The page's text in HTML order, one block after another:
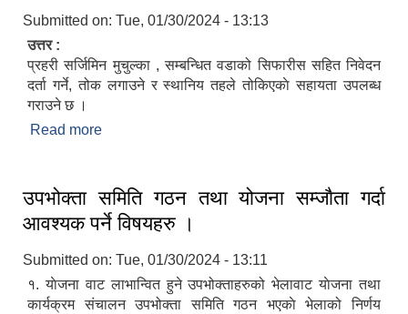
Submitted on: Tue, 01/30/2024 - 13:13
उत्तर :
प्रहरी सर्जिमिन मुचुल्का , सम्बन्धित वडाको सिफारीस सहित निवेदन
दर्ता गर्ने, तोक लगाउने र स्थानिय तहले तोकिएकाे सहायता उपलब्ध
गराउने छ ।
Read more
उपभोक्ता समिति गठन तथा योजना सम्जाैता गर्दा
आवश्यक पर्ने विषयहरु ।
Submitted on: Tue, 01/30/2024 - 13:11
१. याेजना वाट लाभान्वित हुने उपभोक्ताहरुको भेलावाट याेजना तथा
कार्यक्रम संचालन उपभोक्ता समिति गठन भएकाे भेलाको निर्णय